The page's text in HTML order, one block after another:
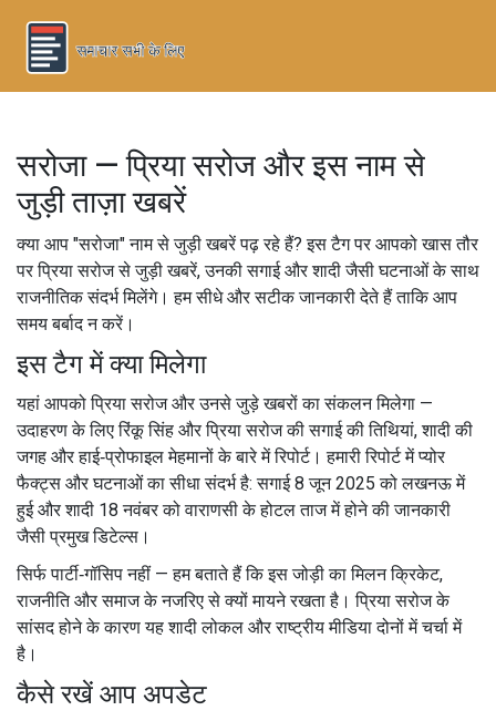
सरोजा — प्रिया सरोज और इस नाम से
जुड़ी ताज़ा खबरें
क्या आप "सरोजा" नाम से जुड़ी खबरें पढ़ रहे हैं? इस टैग पर आपको खास तौर
पर प्रिया सरोज से जुड़ी खबरें, उनकी सगाई और शादी जैसी घटनाओं के साथ
राजनीतिक संदर्भ मिलेंगे। हम सीधे और सटीक जानकारी देते हैं ताकि आप
समय बर्बाद न करें।
इस टैग में क्या मिलेगा
यहां आपको प्रिया सरोज और उनसे जुड़े खबरों का संकलन मिलेगा —
उदाहरण के लिए रिंकू सिंह और प्रिया सरोज की सगाई की तिथियां, शादी की
जगह और हाई‑प्रोफाइल मेहमानों के बारे में रिपोर्ट। हमारी रिपोर्ट में प्योर
फैक्ट्स और घटनाओं का सीधा संदर्भ है: सगाई 8 जून 2025 को लखनऊ में
हुई और शादी 18 नवंबर को वाराणसी के होटल ताज में होने की जानकारी
जैसी प्रमुख डिटेल्स।
सिर्फ पार्टी‑गॉसिप नहीं — हम बताते हैं कि इस जोड़ी का मिलन क्रिकेट,
राजनीति और समाज के नजरिए से क्यों मायने रखता है। प्रिया सरोज के
सांसद होने के कारण यह शादी लोकल और राष्ट्रीय मीडिया दोनों में चर्चा में
है।
कैसे रखें आप अपडेट